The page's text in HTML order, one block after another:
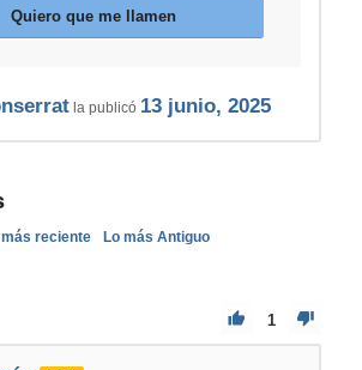
Quiero que me llamen
la publicó 13 junio, 2025
más reciente Lo más Antiguo
1